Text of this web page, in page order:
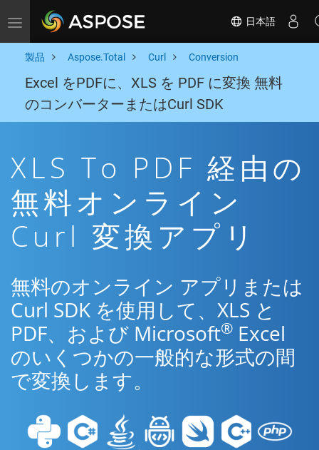
Toggle navigation 日本語
製品 Aspose.Total Curl Conversion
Excel をPDFに、XLS を PDF に変換 無料
のコンバーターまたはCurl SDK
XLS To PDF 経由の
無料オンライン
Curl 変換アプリ
無料のオンライン アプリまたは
Curl SDK を使用して、XLS と
PDF、および Microsoft® Excel
のいくつかの一般的な形式の間
で変換します。